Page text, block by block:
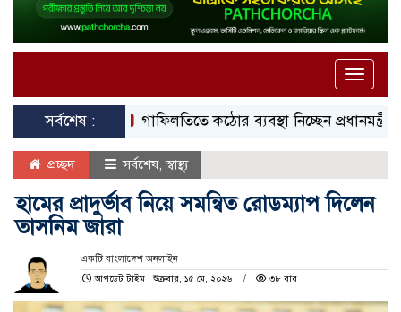
Toggle
সর্বশেষ :
গাফিলতিতে কঠোর ব্যবস্থা নিচ্ছেন প্রধানমন্ত্রী: রিজভী
প্রচ্ছদ সর্বশেষ,স্বাস্থ্য
হামের প্রাদুর্ভাব নিয়ে সমন্বিত রোডম্যাপ দিলেন
তাসনিম জারা
একটি বাংলাদেশ অনলাইন
আপডেট টাইম : শুক্রবার, ১৫ মে, ২০২৬
৩৮ বার